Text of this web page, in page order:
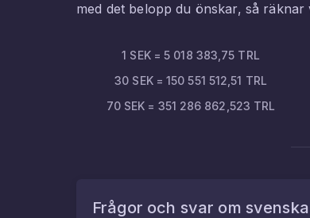
med det belopp du önskar, så
1 SEK=5 018 383,75 TRL
30 SEK=150 551 512,51 TRL
70 SEK = 351 286 862,523 TRL
Frågor och svar om